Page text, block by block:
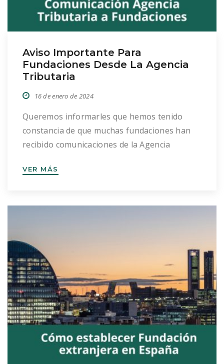
Aviso Importante Para
Fundaciones Desde La Agencia
Tributaria
16 de enero de 2024
Queremos informarles que hemos tenido
constancia de que muchas fundaciones han
recibido comunicaciones de la Agencia
referencia a la siguiente problemática: “La
entidades no lucrativas, según […]
VER MÁS